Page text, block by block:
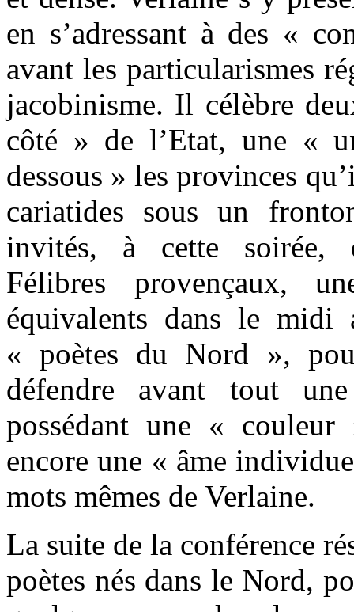
en s’adressant à des «
avant les particularismes
jacobinisme. Il célèbre
côté » de l’Etat, une «
dessous » les provinces
cariatides sous un
invités, à cette soirée,
Félibres provençaux,
équivalents dans le midi
« poètes du Nord »,
défendre avant tout
possédant une «
encore une « âme
mots mêmes de Verlaine.
La suite de la conférence
poètes nés dans le Nord,